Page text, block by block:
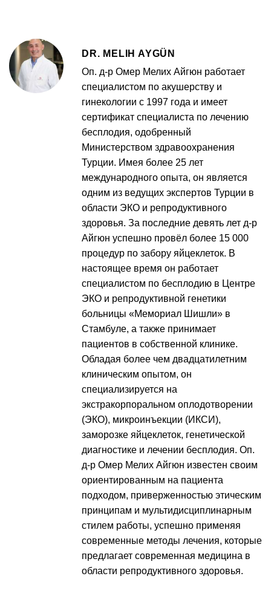
DR. MELIH AYGÜN
Оп. д-р Омер Мелих Айгюн работает
специалистом по акушерству и
гинекологии с 1997 года и имеет
сертификат специалиста по лечению
бесплодия, одобренный
Министерством здравоохранения
Турции. Имея более 25 лет
международного опыта, он является
одним из ведущих экспертов Турции в
области ЭКО и репродуктивного
здоровья. За последние девять лет д-р
Айгюн успешно провёл более 15 000
процедур по забору яйцеклеток. В
настоящее время он работает
специалистом по бесплодию в Центре
ЭКО и репродуктивной генетики
больницы «Мемориал Шишли» в
Стамбуле, а также принимает
пациентов в собственной клинике.
Обладая более чем двадцатилетним
клиническим опытом, он
специализируется на
экстракорпоральном оплодотворении
(ЭКО), микроинъекции (ИКСИ),
заморозке яйцеклеток, генетической
диагностике и лечении бесплодия. Оп.
д-р Омер Мелих Айгюн известен своим
ориентированным на пациента
подходом, приверженностью этическим
принципам и мультидисциплинарным
стилем работы, успешно применяя
современные методы лечения, которые
предлагает современная медицина в
области репродуктивного здоровья.